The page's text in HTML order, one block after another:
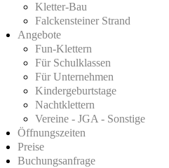
Kletter-Bau
Falckensteiner Strand
Angebote
Fun-Klettern
Für Schulklassen
Für Unternehmen
Kindergeburtstage
Nachtklettern
Vereine - JGA - Sonstige
Öffnungszeiten
Preise
Buchungsanfrage